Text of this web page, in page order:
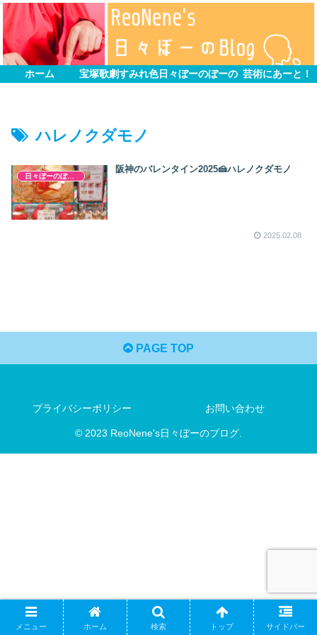
ホーム 宝塚歌劇すみれ色日々ぼーのぼーの 芸術にあーと！
ハレノクダモノ
日々ぼーのぼーの
阪神のバレンタイン2025🍰ハレノクダモノ
2025.02.08
PAGE TOP
プライバシーポリシー お問い合わせ
© 2023 ReoNene's日々ぼーのブログ.
メニュー ホーム 検索 トップ サイドバー